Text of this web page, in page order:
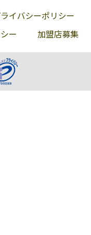
イバシーポリシー
ー 加盟店募集